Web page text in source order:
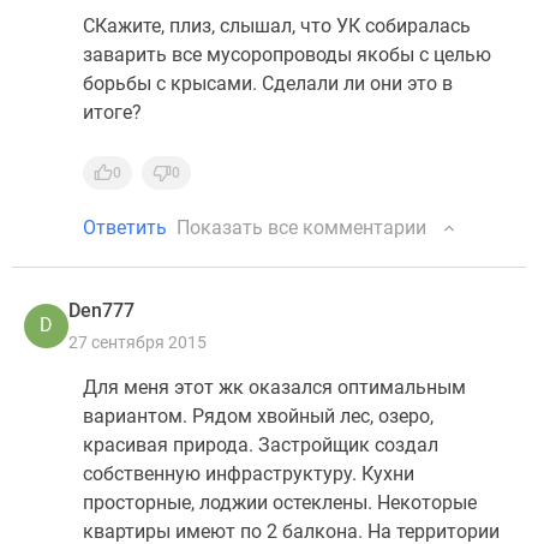
СКажите, плиз, слышал, что УК собиралась
заварить все мусоропроводы якобы с целью
борьбы с крысами. Сделали ли они это в
итоге?
0 0
Ответить Показать все комментарии
D
Den777
27 сентября 2015
Для меня этот жк оказался оптимальным
вариантом. Рядом хвойный лес, озеро,
красивая природа. Застройщик создал
собственную инфраструктуру. Кухни
просторные, лоджии остеклены. Некоторые
квартиры имеют по 2 балкона. На территории